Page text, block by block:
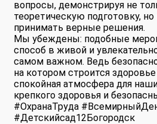
вопросы, демонстрируя не
теоретическую подготовку,
принимать верные решения.
Мы убеждены: подобные
способ в живой и
самом важном. Ведь
на котором строится
спокойная атмосфера для
крепкого здоровья и
#ОхранаТруда
#Детскийсад12Богородск